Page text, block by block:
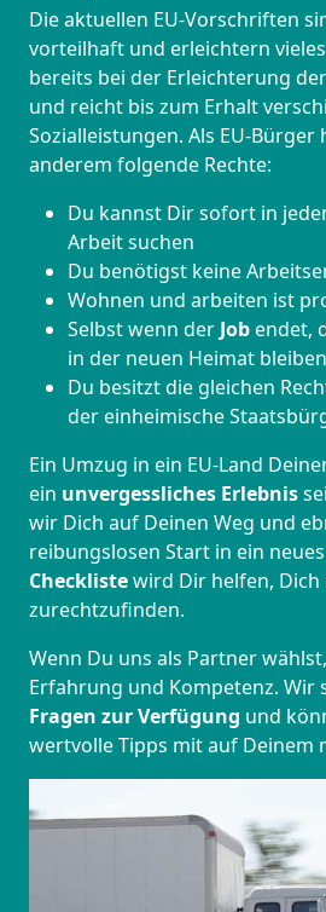
Die aktuellen EU-Vorschriften
vorteilhaft und erleichtern
bereits bei der Erleichterung der
und reicht bis zum Erhalt
Sozialleistungen. Als EU-
anderem folgende Rechte:
Du kannst Dir sofort in
Arbeit suchen
Du benötigst keine
Wohnen und arbeiten ist
Selbst wenn der Jobendet,
in der neuen Heimat bleiben
Du besitzt die gleichen
der einheimische
Ein Umzug in ein EU-Land
ein unvergessliches Erlebnis
wir Dich auf Deinen Weg und
reibungslosen Start in ein
Checklistewird Dir helfen, Dich
zurechtzufinden.
Wenn Du uns als Partner
Erfahrung und Kompetenz. Wir
Fragen zur Verfügung und
wertvolle Tipps mit auf Deinem